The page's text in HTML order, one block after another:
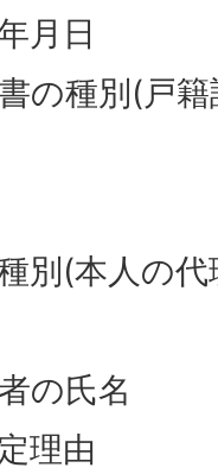
月日
の種別(戸
別(本人の
の氏名
理由